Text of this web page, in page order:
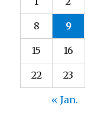
8 9
15 16
22 23
« Jan.